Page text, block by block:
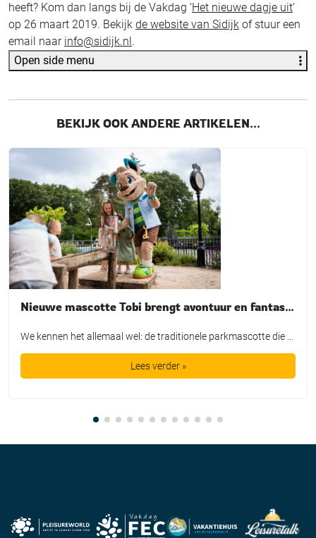
heeft? Kom dan langs bij de Vakdag ‘Het nieuwe dagje uit‘
op 26 maart 2019. Bekijk de website van Sidijk of stuur een
email naar info@sidijk.nl.
Open side menu
BEKIJK OOK ANDERE ARTIKELEN...
Nieuwe mascotte Tobi brengt avontuur en fantasie tot leven bij TopParken
Lees verder »